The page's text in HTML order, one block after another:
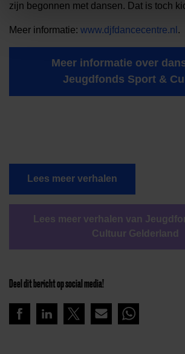
zijn begonnen met dansen. Dat is toch
Meer informatie: www.djfdancecentre.nl .
Meer informatie over
Jeugdfonds Sport &
Lees meer verhalen
Lees meer verhalen van
Cultuur Gelderland
Deel dit bericht op social media!